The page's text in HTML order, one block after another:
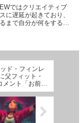
策であることが明
ではクリエイティブ
に遅延が起きており、
まで自分が何をするか
リエイティビティ...
ド・フィンレ
父フィット・
ント「お前が
中なんて処分し